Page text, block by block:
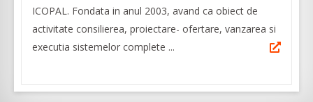
ICOPAL. Fondata in anul 2003, avand ca obiect de
activitate consilierea, proiectare- ofertare, vanzarea si
executia sistemelor complete ...